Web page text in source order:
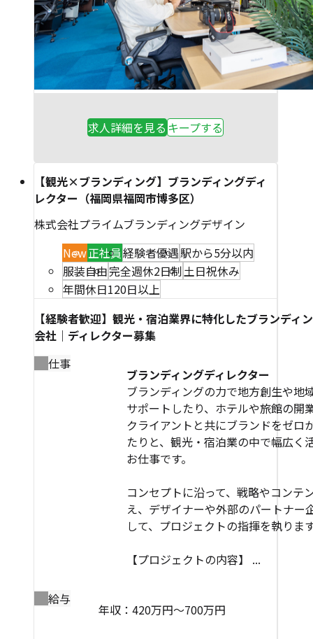
求人詳細を見る キープする
【観光×ブランディング】ブランディングディ
レクター（福岡県福岡市博多区）
株式会社プライムブランディングデザイン
New正社員経験者優遇駅から5分以内
服装自由完全週休2日制土日祝休み
年間休日120日以上
【経験者歓迎】観光・宿泊業界に特化したブランディ
会社｜ディレクター募集
仕事
ブランディングディレクター
ブランディングの力で地方創生や地
サポートしたり、ホテルや旅館の開
クライアントと共にブランドをゼロ
たりと、観光・宿泊業の中で幅広く
お仕事です。
コンセプトに沿って、戦略やコンテ
え、デザイナーや外部のパートナー
して、プロジェクトの指揮を執りま
【プロジェクトの内容】 ...
給与
年収：420万円～700万円